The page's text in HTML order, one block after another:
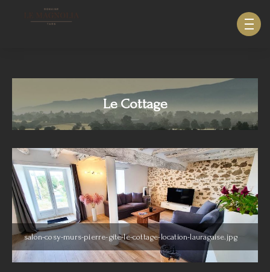
Le Cottage
salon-cosy-murs-pierre-gite-le-cottage-location-lauragaise.jpg